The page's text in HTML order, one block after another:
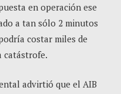
en operación ese
a tan sólo 2 minutos
costar miles de
catástrofe.
advirtió que el AIB